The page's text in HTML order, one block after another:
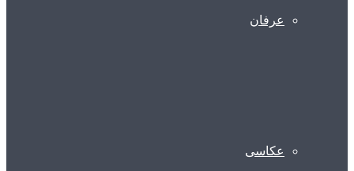
عرفان
عکاسی